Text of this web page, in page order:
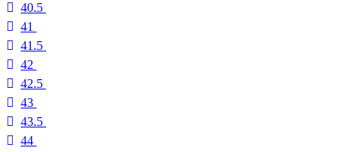
40.5
41
41.5
42
42.5
43
43.5
44